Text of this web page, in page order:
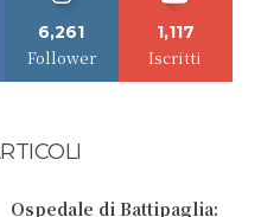
6,261
Follower
1,117
Iscritti
Ospedale di Battipaglia: